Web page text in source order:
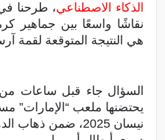
الذكاء الاصطناعي
نقاشًا واسعًا بين جماهير
هي النتيجة المتوقعة لقمة
السؤال جاء قبل ساعات من
نيسان 2025، ضمن